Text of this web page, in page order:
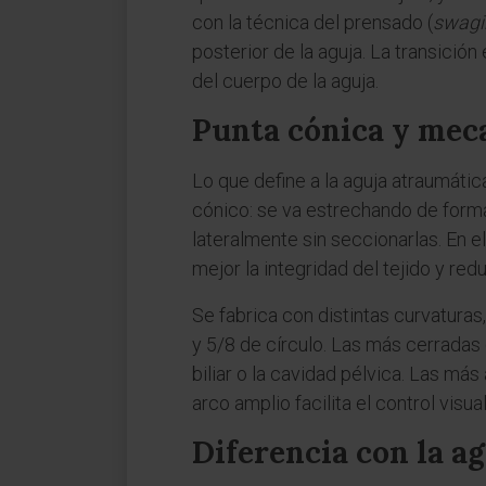
con la técnica del prensado (
posterior de la aguja. La
del cuerpo de la aguja.
Punta cónica y
Lo que define a la aguja
cónico: se va estrechando de
lateralmente sin seccionarlas. En
mejor la integridad del tejido y
Se fabrica con distintas
y 5/8 de círculo. Las más
biliar o la cavidad pélvica. Las
arco amplio facilita el control
Diferencia con la